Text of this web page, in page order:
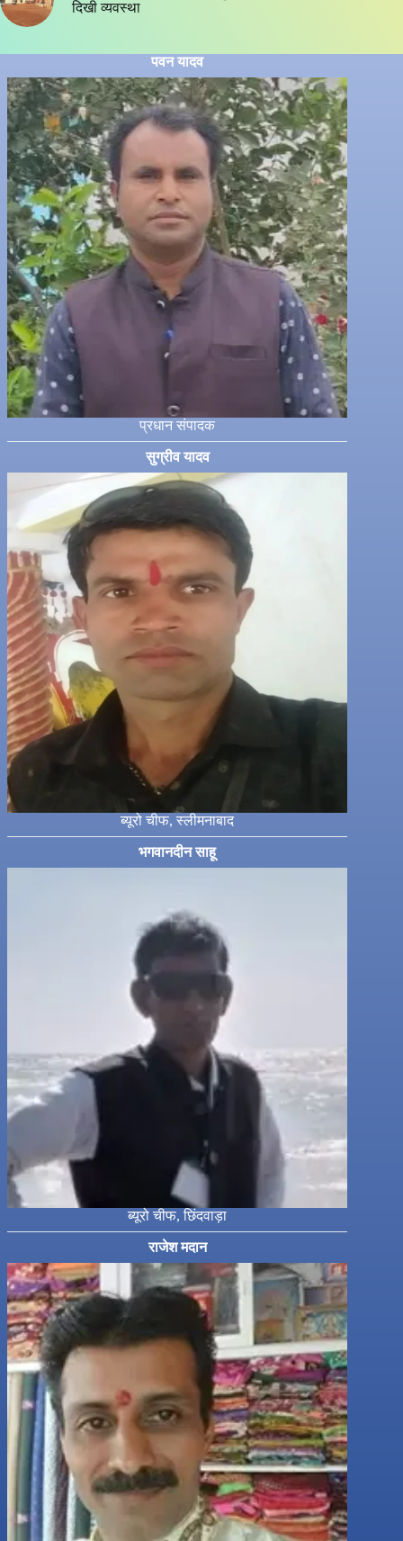
दिखी व्यवस्था
पवन यादव
प्रधान संपादक
सुग्रीव यादव
ब्यूरो चीफ, स्लीमनाबाद
भगवानदीन साहू
ब्यूरो चीफ, छिंदवाड़ा
राजेश मदान